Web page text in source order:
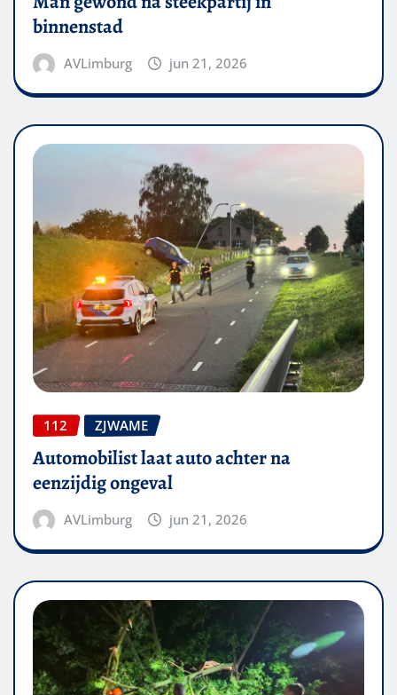
binnenstad
AVLimburg jun 21, 2026
112 ZJWAME
Automobilist laat auto achter na
eenzijdig ongeval
AVLimburg jun 21, 2026